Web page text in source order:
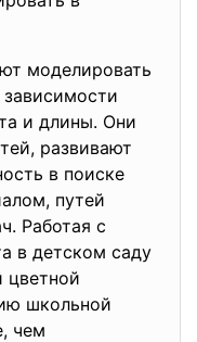
моделировать
и длины. Они
развивают
в поиске
путей
Работая с
в детском саду
цветной
школьной
чем